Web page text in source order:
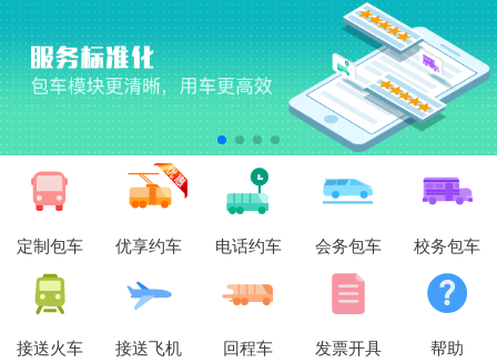
定制包车 优享约车 电话约车 会务包车 校务包车
接送火车 接送飞机 回程车 发票开具 帮助